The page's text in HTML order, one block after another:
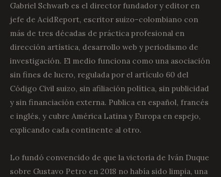
Gabriel Schwarb es el director fundador y editor en
jefe de AcidReport, escritor suizo-colombiano con
más de tres décadas de práctica profesional en
dirección artística, desarrollo web y periodismo de
investigación. El medio funciona como una asociación
sin fines de lucro, regulada por el artículo 60 del
Código Civil suizo, sin afiliación política, sin publicidad
y sin financiación externa. Publica en español, francés
e inglés, y cubre América Latina y Europa en espejo,
explicando cada continente al otro.
Lo fundó convencido de que la victoria de Iván Duque
sobre Gustavo Petro en 2018 no había sido limpia, una